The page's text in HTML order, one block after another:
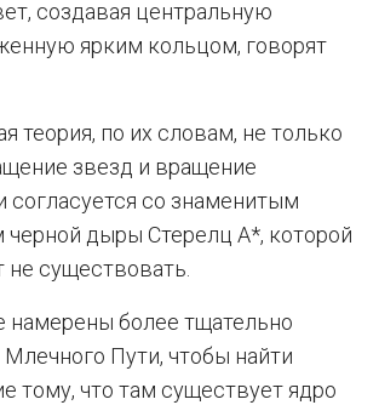
создавая центральную
ярким кольцом, говорят
теория, по их словам, не только
звезд и вращение
согласуется со знаменитым
черной дыры Стерелц А*, которой
существовать.
намерены более тщательно
Млечного Пути, чтобы найти
тому, что там существует ядро